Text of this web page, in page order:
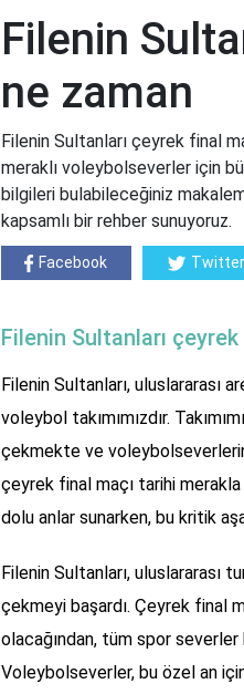
Filenin
ne zaman
Filenin Sultanları çeyrek final
meraklı voleybolseverler için
bilgileri bulabileceğiniz
kapsamlı bir rehber sunuyoruz.
Facebook Twitter
Filenin Sultanları
Filenin Sultanları, uluslararası
voleybol takımımızdır.
çekmekte ve
çeyrek final maçı tarihi
dolu anlar sunarken, bu kritik
Filenin Sultanları,
çekmeyi başardı. Çeyrek final
olacağından, tüm spor severler
Voleybolseverler, bu özel an